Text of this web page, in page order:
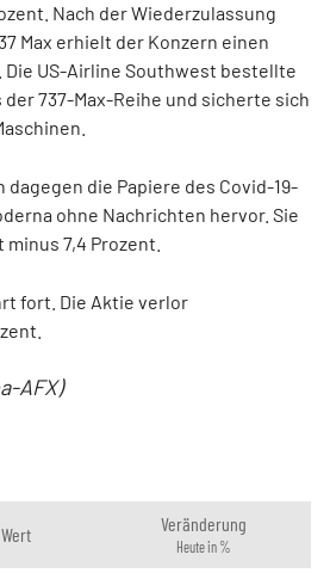
Nach der Wiederzulassung
Max erhielt der Konzern einen
US-Airline Southwest bestellte
737-Max-Reihe und sicherte sich
dagegen die Papiere des Covid-19-
ohne Nachrichten hervor. Sie
7,4 Prozent.
fort. Die Aktie verlor
AFX)
Wert Veränderung
Heute in %